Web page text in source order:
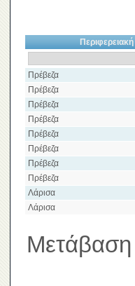
Πρέβεζα
Πρέβεζα
Πρέβεζα
Πρέβεζα
Πρέβεζα
Πρέβεζα
Πρέβεζα
Πρέβεζα
Λάρισα
Λάρισα
Μετάβαση